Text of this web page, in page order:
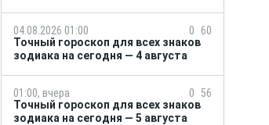
04.08.2026 01:00 0
60
Точный гороскоп для всех знаков
зодиака на сегодня — 4 августа
01:00, вчера 0 56
Точный гороскоп для всех знаков
зодиака на сегодня — 5 августа